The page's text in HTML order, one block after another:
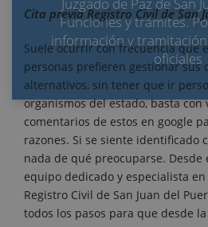
Juzgado de Paz de San
Funciones y trámites.
información y
oficiales
Cita previa Registro Civil de San
Suele ocurrir con frecuencia que
personas prefieren gestionar sus
alternativos, sin tener que ir
organismos del estado, basta con
comentarios de estos en google
razones. Si se siente identificado
nada de qué preocuparse.
equipo dedicado y especialista
Registro Civil de San Juan del
todos los pasos para que desde